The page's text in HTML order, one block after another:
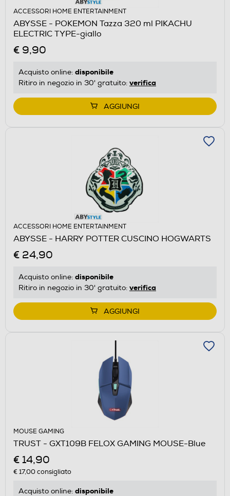
ACCESSORI HOME ENTERTAINMENT
ABYSSE - POKEMON Tazza 320 ml PIKACHU
ELECTRIC TYPE-giallo
€ 9,90
Acquisto online: disponibile
Ritiro in negozio in 30' gratuito: verifica
AGGIUNGI
ACCESSORI HOME ENTERTAINMENT
ABYSSE - HARRY POTTER CUSCINO HOGWARTS
€ 24,90
Acquisto online: disponibile
Ritiro in negozio in 30' gratuito: verifica
AGGIUNGI
MOUSE GAMING
TRUST - GXT109B FELOX GAMING MOUSE-Blue
€ 14,90
€ 17,00consigliato
Acquisto online: disponibile